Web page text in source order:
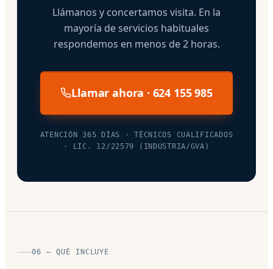
Llámanos y concertamos visita. En la
mayoría de servicios habituales
respondemos en menos de 2 horas.
Llamar ahora · 624 155 985
ATENCIÓN 365 DÍAS · TÉCNICOS CUALIFICADOS
· LIC. 12/22579 (INDUSTRIA/GVA)
06 — QUÉ INCLUYE